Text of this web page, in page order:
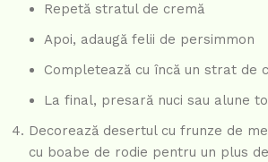
Repetă stratul de cremă
Apoi, adaugă felii de persimmon
Completează cu încă un strat de
La final, presară nuci sau alune
Decorează desertul cu frunze de
cu boabe de rodie pentru un plus